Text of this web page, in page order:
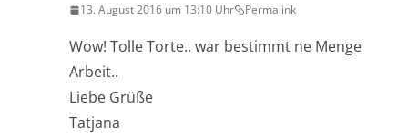
13. August 2016 um 13:10 Uhr Permalink
Wow! Tolle Torte.. war bestimmt ne Menge
Arbeit..
Liebe Grüße
Tatjana